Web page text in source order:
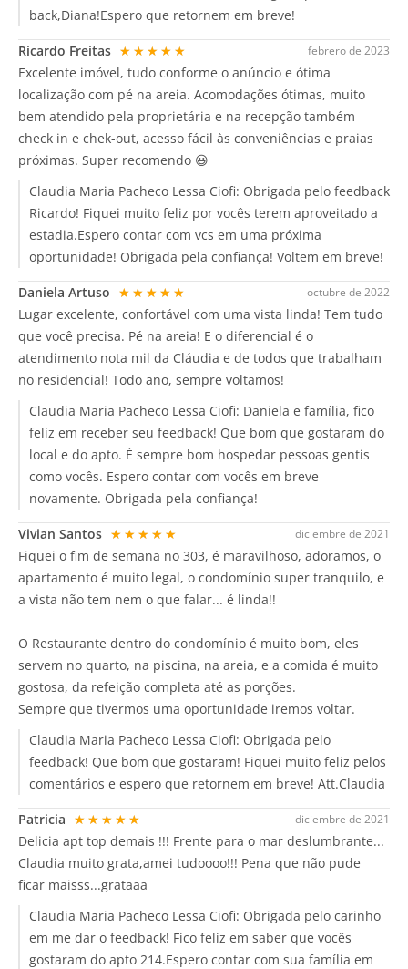
back,Diana!Espero que retornem em breve!
febrero de 2023
Ricardo Freitas ★★★★★
Excelente imóvel, tudo conforme o anúncio e ótima
localização com pé na areia. Acomodações ótimas, muito
bem atendido pela proprietária e na recepção também
check in e chek-out, acesso fácil às conveniências e praias
próximas. Super recomendo 😃
Claudia Maria Pacheco Lessa Ciofi: Obrigada pelo feedback
Ricardo! Fiquei muito feliz por vocês terem aproveitado a
estadia.Espero contar com vcs em uma próxima
oportunidade! Obrigada pela confiança! Voltem em breve!
octubre de 2022
Daniela Artuso ★★★★★
Lugar excelente, confortável com uma vista linda! Tem tudo
que você precisa. Pé na areia! E o diferencial é o
atendimento nota mil da Cláudia e de todos que trabalham
no residencial! Todo ano, sempre voltamos!
Claudia Maria Pacheco Lessa Ciofi: Daniela e família, fico
feliz em receber seu feedback! Que bom que gostaram do
local e do apto. É sempre bom hospedar pessoas gentis
como vocês. Espero contar com vocês em breve
novamente. Obrigada pela confiança!
diciembre de 2021
Vivian Santos ★★★★★
Fiquei o fim de semana no 303, é maravilhoso, adoramos, o
apartamento é muito legal, o condomínio super tranquilo, e
a vista não tem nem o que falar... é linda!!
O Restaurante dentro do condomínio é muito bom, eles
servem no quarto, na piscina, na areia, e a comida é muito
gostosa, da refeição completa até as porções.
Sempre que tivermos uma oportunidade iremos voltar.
Claudia Maria Pacheco Lessa Ciofi: Obrigada pelo
feedback! Que bom que gostaram! Fiquei muito feliz pelos
comentários e espero que retornem em breve! Att.Claudia
diciembre de 2021
Patricia ★★★★★
Delicia apt top demais !!! Frente para o mar deslumbrante...
Claudia muito grata,amei tudoooo!!! Pena que não pude
ficar maisss...grataaa
Claudia Maria Pacheco Lessa Ciofi: Obrigada pelo carinho
em me dar o feedback! Fico feliz em saber que vocês
gostaram do apto 214.Espero contar com sua família em